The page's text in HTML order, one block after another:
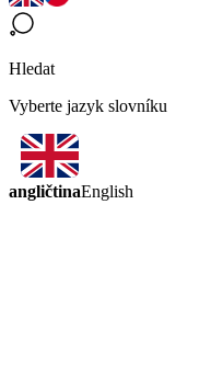
Hledat
Vyberte jazyk slovníku
angličtinaEnglish